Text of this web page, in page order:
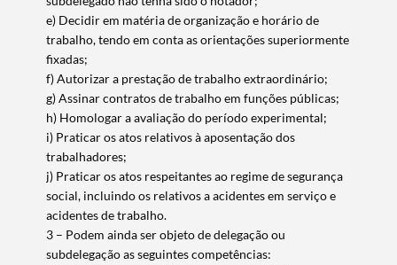
e) Decidir em matéria de organização e horário de
trabalho, tendo em conta as orientações superiormente
fixadas;
f) Autorizar a prestação de trabalho extraordinário;
g) Assinar contratos de trabalho em funções públicas;
h) Homologar a avaliação do período experimental;
i) Praticar os atos relativos à aposentação dos
trabalhadores;
j) Praticar os atos respeitantes ao regime de segurança
social, incluindo os relativos a acidentes em serviço e
acidentes de trabalho.
3 – Podem ainda ser objeto de delegação ou
subdelegação as seguintes competências: